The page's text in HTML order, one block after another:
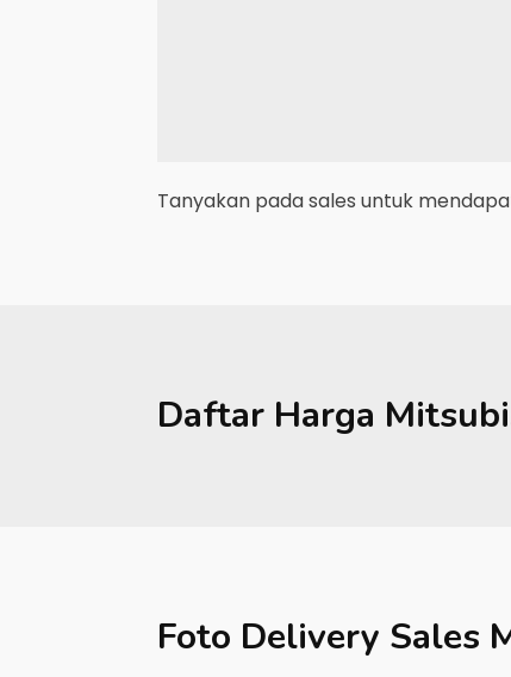
Tanyakan pada sales untuk
Daftar Harga
Foto Delivery Sales